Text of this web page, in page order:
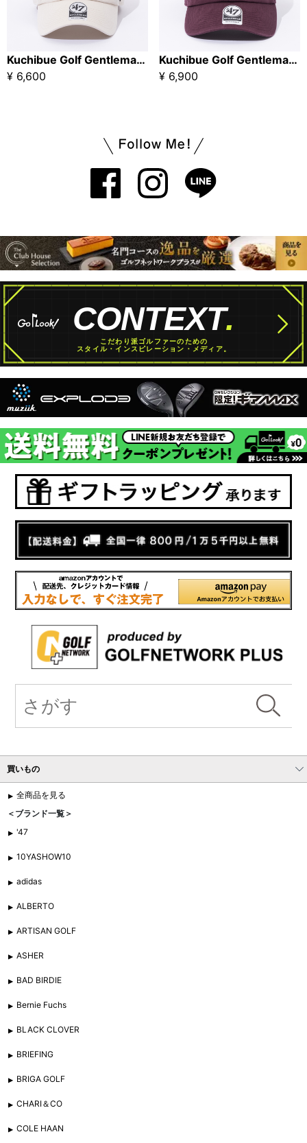
Kuchibue Golf Gentleman リピート・キャップ ベージュ
¥ 6,600
Kuchibue Golf Gentleman リピート・キャップ ボルドー
¥ 6,900
買いもの
全商品を見る
＜ブランド一覧＞
'47
10YASHOW10
adidas
ALBERTO
ARTISAN GOLF
ASHER
BAD BIRDIE
Bernie Fuchs
BLACK CLOVER
BRIEFING
BRIGA GOLF
CHARI＆CO
COLE HAAN